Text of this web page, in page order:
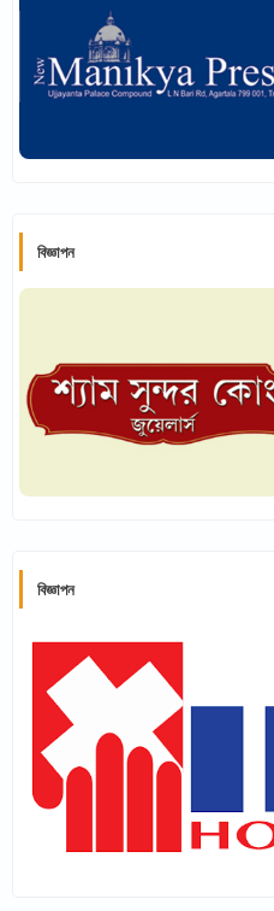
বিজ্ঞাপন
বিজ্ঞাপন